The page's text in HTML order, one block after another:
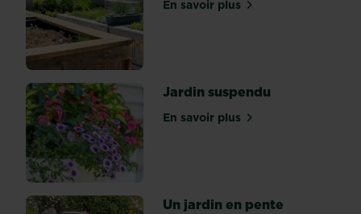
globale
et
qui
propose
des
solutions
préconisant
des
systèmes
agricoles,
des
habitats...
En savoir plussur Jardin de ville
Jardin suspendu
En savoir plussur Jardin suspendu
Un jardin en pente